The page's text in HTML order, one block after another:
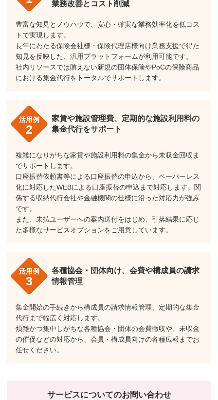
業務改善とコスト削減
豊富な知見とノウハウで、安心・確実な業務効率化を低コス
トで実現します。
長年にわたる保険会社様・保険代理店様向け業務支援で得た
知見を反映した、汎用プラットフォームが利用可能です。
社内リソースでは賄えない新規の団体保険やPoCの保険商品
における集金代行をトータルでサポートします。
活用例
2
家賃や施設管理費、定期的な施設利用料の
集金代行をサポート
複雑になりがちな家賃や施設利用料の集金から未収金回収ま
でサポートします。
口座振替依頼書等による口座振替の申込から、ペーパーレス
化に対応したWEBによる口座振替の申込まで対応します。関
係する収納代行会社や金融機関の仕様に沿った対応力が強み
です。
また、未払ユーザーへの案内送付をはじめ、引落結果に応じ
た多様なサービスオプションをご用意しています。
活用例
3
各種協会・団体向け、会費や構成員の請求
情報管理
集金開始の手続きから構成員の請求情報管理、定期的な集金
代行まで幅広く対応します。
煩雑かつ集中しがちな各種協会・団体の会費徴収や、未収金
の催促などの対応から、会員・構成員向けの各種広報までお
任せください。
サービスについてのお問い合わせ